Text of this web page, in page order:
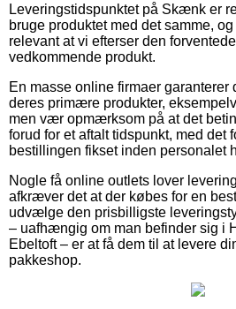
Leveringstidspunktet på Skænk er
bruge produktet med det samme,
relevant at vi efterser den
vedkommende produkt.
En masse online firmaer garanterer
deres primære produkter,
men vær opmærksom på at det
forud for et aftalt tidspunkt, med det
bestillingen fikset inden personalet
Nogle få online outlets lover
afkræver det at der købes for en
udvælge den prisbilligste
– uafhængig om man befinder sig i
Ebeltoft – er at få dem til at levere
pakkeshop.